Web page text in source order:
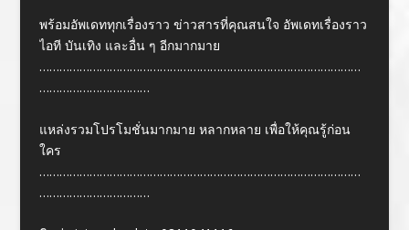
พร้อมอัพเดททุกเรื่องราว ข่าวสารที่คุณสนใจ อัพเดทเรื่องราว
ไอที บันเทิง และอื่น ๆ อีกมากมาย
……………………………………………………………………………………
……………………………
แหล่งรวมโปรโมชั่นมากมาย หลากหลาย เพื่อให้คุณรู้ก่อน
ใคร
……………………………………………………………………………………
……………………………